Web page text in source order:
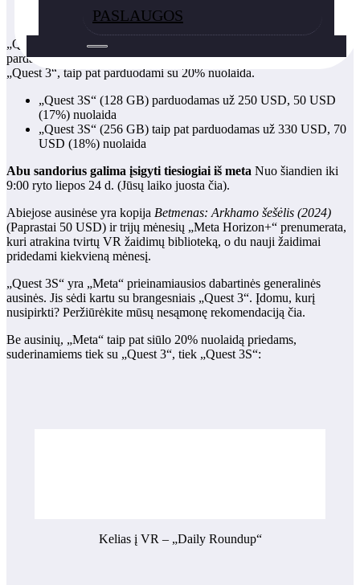
PASLAUGOS
„Quest 3S“ parduodamas nuo 250 USD per keturių dienų vasaros
pardavimą iš meta. Priedai, suderinami tiek su „Quest 3“, tiek
„Quest 3“, taip pat parduodami su 20% nuolaida.
„Quest 3S“ (128 GB) parduodamas už 250 USD, 50 USD
(17%) nuolaida
„Quest 3S“ (256 GB) taip pat parduodamas už 330 USD, 70
USD (18%) nuolaida
Abu sandorius galima įsigyti tiesiogiai iš meta Nuo šiandien iki
9:00 ryto liepos 24 d. (Jūsų laiko juosta čia).
Abiejose ausinėse yra kopija Betmenas: Arkhamo šešėlis (2024)
(Paprastai 50 USD) ir trijų mėnesių „Meta Horizon+“ prenumerata,
kuri atrakina tvirtų VR žaidimų biblioteką, o du nauji žaidimai
pridedami kiekvieną mėnesį.
„Quest 3S“ yra „Meta“ prieinamiausios dabartinės generalinės
ausinės. Jis sėdi kartu su brangesniais „Quest 3“. Įdomu, kurį
nusipirkti? Peržiūrėkite mūsų nesąmonę rekomendaciją čia.
Be ausinių, „Meta“ taip pat siūlo 20% nuolaidą priedams,
suderinamiems tiek su „Quest 3“, tiek „Quest 3S“:
Kelias į VR – „Daily Roundup“